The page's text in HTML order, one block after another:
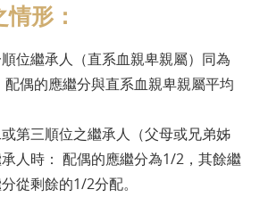
形：
位繼承人（直系血親卑親屬）同為
配偶的應繼分與直系血親卑親屬平均
第三順位之繼承人（父母或兄弟姊
人時： 配偶的應繼分為1/2，其餘繼
從剩餘的1/2分配。